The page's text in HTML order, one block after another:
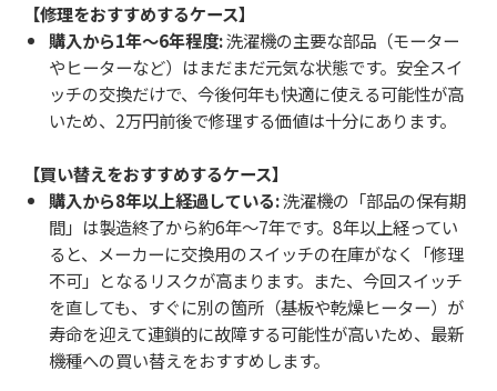
【修理をおすすめするケース】
購入から1年〜6年程度:洗濯機の主要な部品（モーター
やヒーターなど）はまだまだ元気な状態です。安全スイ
ッチの交換だけで、今後何年も快適に使える可能性が高
いため、2万円前後で修理する価値は十分にあります。
【買い替えをおすすめするケース】
購入から8年以上経過している:洗濯機の「部品の保有期
間」は製造終了から約6年〜7年です。8年以上経ってい
ると、メーカーに交換用のスイッチの在庫がなく「修理
不可」となるリスクが高まります。また、今回スイッチ
を直しても、すぐに別の箇所（基板や乾燥ヒーター）が
寿命を迎えて連鎖的に故障する可能性が高いため、最新
機種への買い替えをおすすめします。